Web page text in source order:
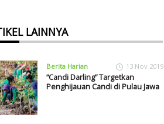
LAINNYA
Berita Harian 13 Nov 2019
“Candi Darling” Targetkan
Penghijauan Candi di Pulau Jawa